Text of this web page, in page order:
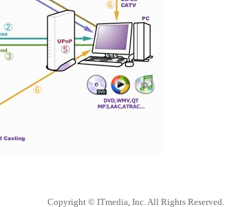
Copyright © ITmedia, Inc. All Rights Reserved.